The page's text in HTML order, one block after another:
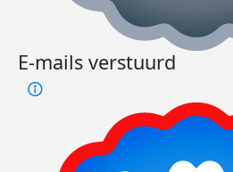
E-mails verstuurd